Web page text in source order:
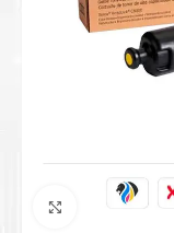
Agrandar